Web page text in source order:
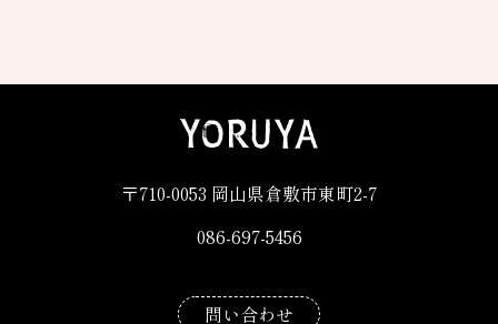
〒710-0053 岡山県倉敷市東町2-7
086-697-5456
問い合わせ